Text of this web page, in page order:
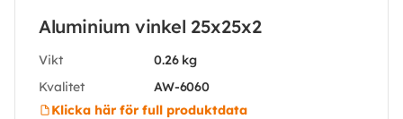
Aluminium vinkel 25x25x2
Vikt
0.26 kg
Kvalitet
AW-6060
Klicka här för full produktdata